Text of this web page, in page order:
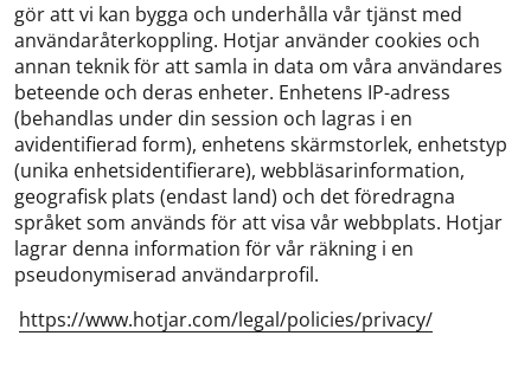
gör att vi kan bygga och underhålla vår tjänst med
användaråterkoppling. Hotjar använder cookies och
annan teknik för att samla in data om våra användares
beteende och deras enheter. Enhetens IP-adress
(behandlas under din session och lagras i en
avidentifierad form), enhetens skärmstorlek, enhetstyp
(unika enhetsidentifierare), webbläsarinformation,
geografisk plats (endast land) och det föredragna
språket som används för att visa vår webbplats. Hotjar
lagrar denna information för vår räkning i en
pseudonymiserad användarprofil.
https://www.hotjar.com/legal/policies/privacy/